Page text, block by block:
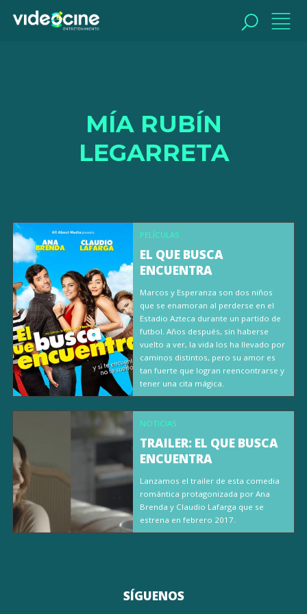
MÍA RUBÍN
LEGARRETA
PELÍCULAS
EL QUE BUSCA
ENCUENTRA
Marcos y Esperanza son dos niños
que se enamoran al perderse en el
Estadio Azteca durante un partido de
futbol. Años después, sin haberse
vuelto a ver, la vida los ha llevado por
caminos distintos, pero su amor es
tan fuerte que logran reencontrarse y
tener una cita mágica.
NOTICIAS
TRAILER: EL QUE BUSCA
ENCUENTRA
Lanzamos el trailer de esta comedia
romántica protagonizada por Ana
Brenda y Claudio Lafarga que se
estrena en febrero 2017.
SÍGUENOS